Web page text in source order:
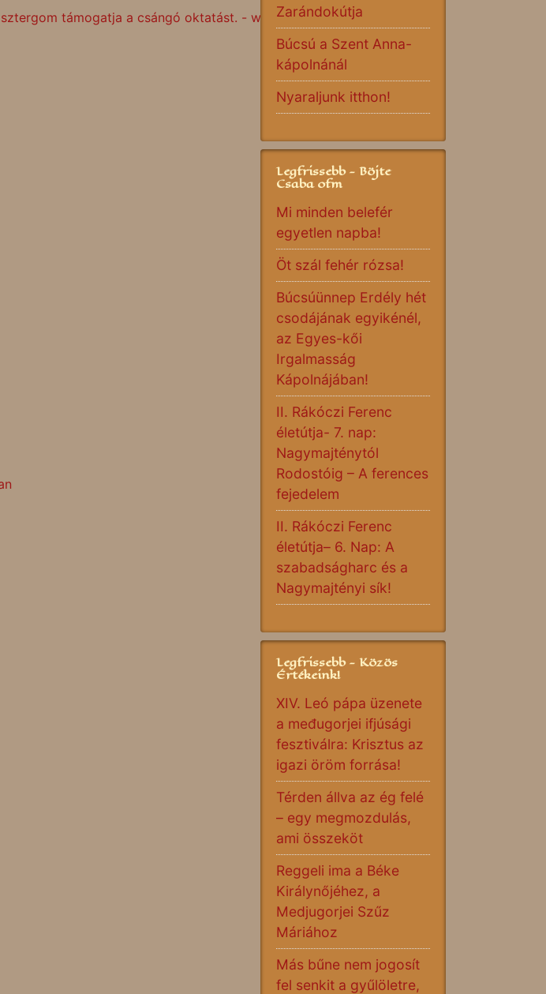
támogatja a csángó oktatást. - www.ekor-lap.hu
Zarándokútja
Búcsú a Szent Anna-
kápolnánál
Nyaraljunk itthon!
Legfrissebb - Böjte
Csaba ofm
Mi minden belefér
egyetlen napba!
Öt szál fehér rózsa!
Búcsúünnep Erdély hét
csodájának egyikénél,
az Egyes-kői
Irgalmasság
Kápolnájában!
II. Rákóczi Ferenc
életútja- 7. nap:
Nagymajténytól
Rodostóig – A ferences
fejedelem
II. Rákóczi Ferenc
életútja– 6. Nap: A
szabadságharc és a
Nagymajtényi sík!
Legfrissebb - Közös
Értékeink!
XIV. Leó pápa üzenete
a međugorjei ifjúsági
fesztiválra: Krisztus az
igazi öröm forrása!
Térden állva az ég felé
– egy megmozdulás,
ami összeköt
Reggeli ima a Béke
Királynőjéhez, a
Medjugorjei Szűz
Máriához
Más bűne nem jogosít
fel senkit a gyűlöletre,